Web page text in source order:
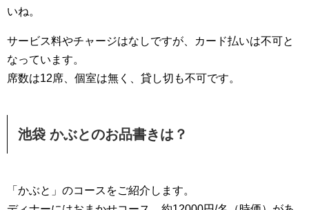
いね。
サービス料やチャージはなしですが、カード払いは不可と
なっています。
席数は12席、個室は無く、貸し切も不可です。
池袋 かぶとのお品書きは？
「かぶと」のコースをご紹介します。